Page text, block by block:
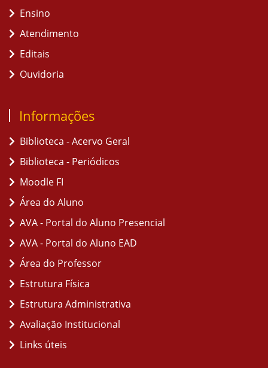
Ensino
Atendimento
Editais
Ouvidoria
Informações
Biblioteca - Acervo Geral
Biblioteca - Periódicos
Moodle FI
Área do Aluno
AVA - Portal do Aluno Presencial
AVA - Portal do Aluno EAD
Área do Professor
Estrutura Física
Estrutura Administrativa
Avaliação Institucional
Links úteis